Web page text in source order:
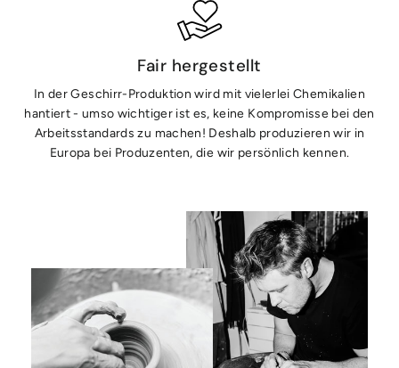
Fair hergestellt
In der Geschirr-Produktion wird mit vielerlei Chemikalien
hantiert - umso wichtiger ist es, keine Kompromisse bei den
Arbeitsstandards zu machen! Deshalb produzieren wir in
Europa bei Produzenten, die wir persönlich kennen.